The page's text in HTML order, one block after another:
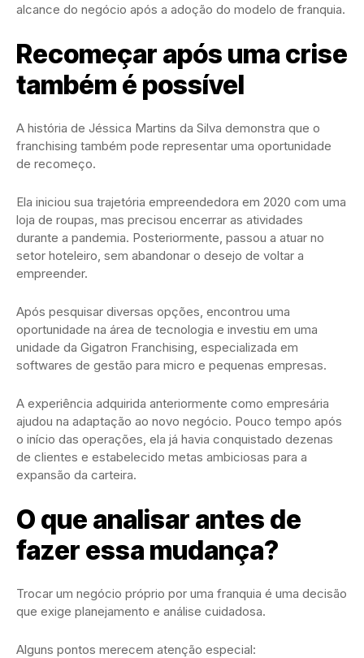
alcance do negócio após a adoção do modelo de franquia.
Recomeçar após uma crise
também é possível
A história de Jéssica Martins da Silva demonstra que o
franchising também pode representar uma oportunidade
de recomeço.
Ela iniciou sua trajetória empreendedora em 2020 com uma
loja de roupas, mas precisou encerrar as atividades
durante a pandemia. Posteriormente, passou a atuar no
setor hoteleiro, sem abandonar o desejo de voltar a
empreender.
Após pesquisar diversas opções, encontrou uma
oportunidade na área de tecnologia e investiu em uma
unidade da Gigatron Franchising, especializada em
softwares de gestão para micro e pequenas empresas.
A experiência adquirida anteriormente como empresária
ajudou na adaptação ao novo negócio. Pouco tempo após
o início das operações, ela já havia conquistado dezenas
de clientes e estabelecido metas ambiciosas para a
expansão da carteira.
O que analisar antes de
fazer essa mudança?
Trocar um negócio próprio por uma franquia é uma decisão
que exige planejamento e análise cuidadosa.
Alguns pontos merecem atenção especial: